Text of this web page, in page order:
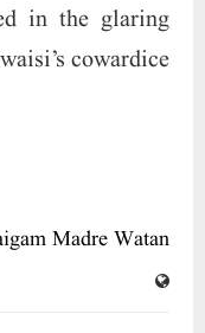
in the glaring
cowardice.
Madre Watan